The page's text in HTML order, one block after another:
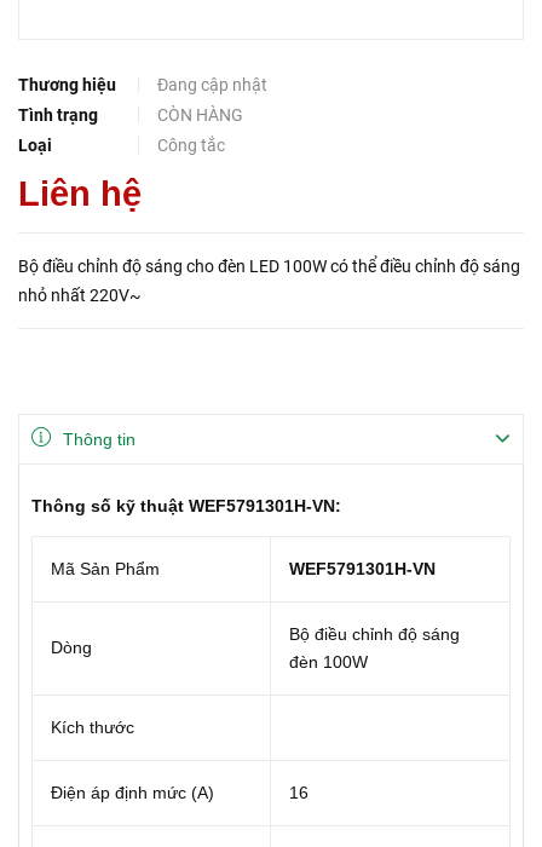
Thương hiệu
Đang cập nhật
Tình trạng
CÒN HÀNG
Loại
Công tắc
Liên hệ
Bộ điều chỉnh độ sáng cho đèn LED 100W có thể điều chỉnh độ sáng
nhỏ nhất 220V~
Thông tin
Thông số kỹ thuật WEF5791301H‑VN:
Mã Sản Phẩm WEF5791301H‑VN
Dòng
Bộ điều chỉnh độ sáng
đèn 100W
Kích thước
Điện áp định mức (A) 16